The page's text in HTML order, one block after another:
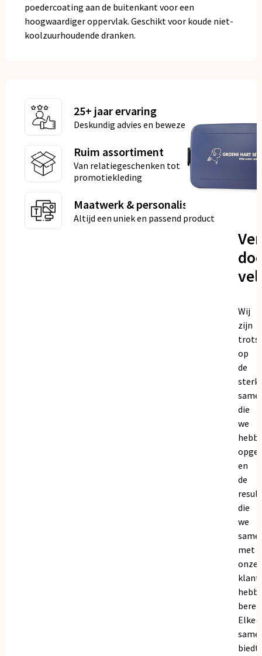
poedercoating aan de buitenkant voor een
hoogwaardiger oppervlak. Geschikt voor koude niet-
koolzuurhoudende dranken.
25+ jaar ervaring
Deskundig advies en bewezen kwaliteit
Ruim assortiment
Van relatiegeschenken tot
promotiekleding
Maatwerk & personalisatie
Altijd een uniek en passend product
Wij
zijn
trots
op
de
die
we
en
de
die
we
met
onze
Elke
biedt